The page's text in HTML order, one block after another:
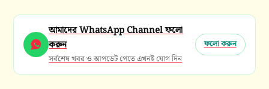
আমাদের WhatsApp Channel ফলো
করুন
সর্বশেষ খবর ও আপডেট পেতে এখনই যোগ দিন
ফলো করুন